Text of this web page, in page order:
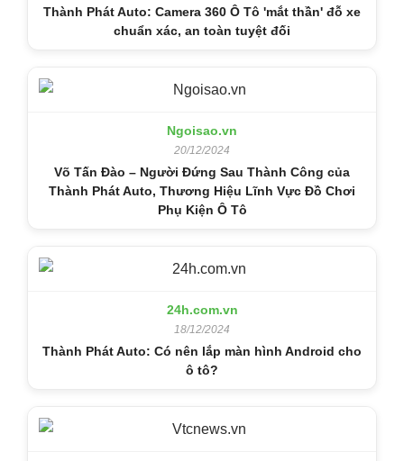
Thành Phát Auto: Camera 360 Ô Tô 'mắt thần' đỗ xe
chuẩn xác, an toàn tuyệt đối
Ngoisao.vn
20/12/2024
Võ Tấn Đào – Người Đứng Sau Thành Công của
Thành Phát Auto, Thương Hiệu Lĩnh Vực Đồ Chơi
Phụ Kiện Ô Tô
24h.com.vn
18/12/2024
Thành Phát Auto: Có nên lắp màn hình Android cho
ô tô?